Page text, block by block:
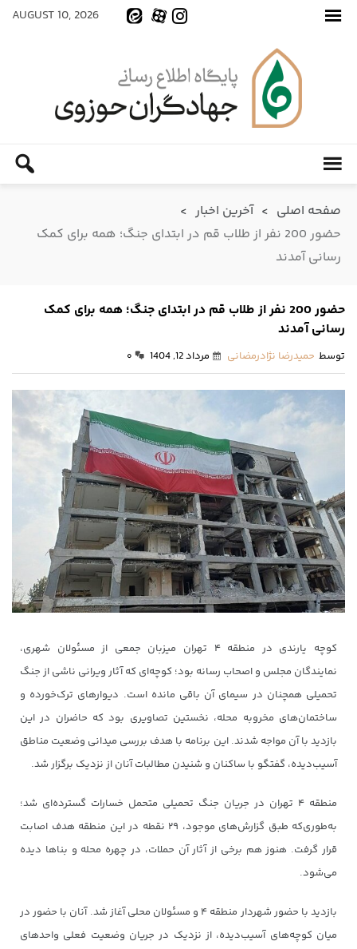
AUGUST 10, 2026
صفحه اصلی > آخرین اخبار >
حضور 200 نفر از طلاب قم در ابتدای جنگ؛ همه برای کمک
رسانی آمدند
حضور 200 نفر از طلاب قم در ابتدای جنگ؛ همه برای کمک
رسانی آمدند
توسط حمیدرضا نژادرمضانی مرداد 12, 1404 ۰
کوچه یارندی در منطقه ۴ تهران میزبان جمعی از مسئولان شهری،
نمایندگان مجلس و اصحاب رسانه بود؛ کوچه‌ای که آثار ویرانی ناشی از جنگ
تحمیلی همچنان در سیمای آن باقی مانده است. دیوارهای ترک‌خورده و
ساختمان‌های مخروبه محله، نخستین تصاویری بود که حاضران در این
بازدید با آن مواجه شدند. این برنامه با هدف بررسی میدانی وضعیت مناطق
آسیب‌دیده، گفتگو با ساکنان و شنیدن مطالبات آنان از نزدیک برگزار شد.
منطقه ۴ تهران در جریان جنگ تحمیلی متحمل خسارات گسترده‌ای شد؛
به‌طوری‌که طبق گزارش‌های موجود، ۲۹ نقطه در این منطقه هدف اصابت
قرار گرفت. هنوز هم برخی از آثار آن حملات، در چهره محله و بناها دیده
می‌شود.
بازدید با حضور شهردار منطقه ۴ و مسئولان محلی آغاز شد. آنان با حضور در
میان کوچه‌های آسیب‌دیده، از نزدیک در جریان وضعیت فعلی واحدهای